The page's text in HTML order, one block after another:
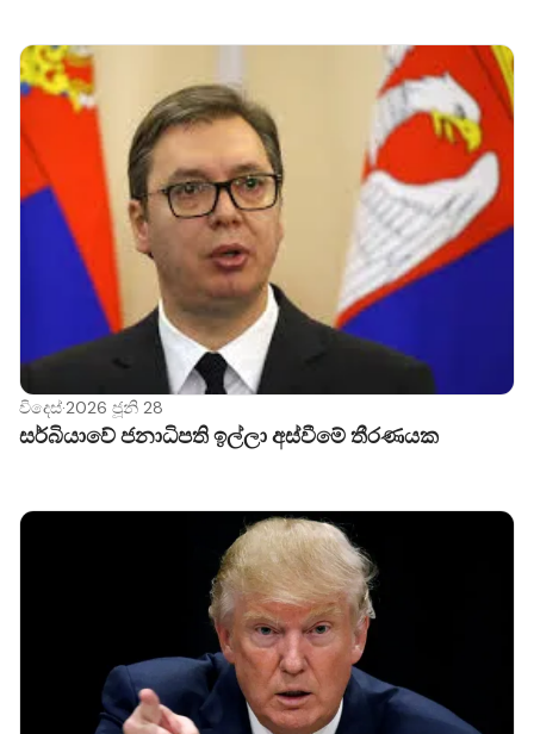
විදෙස්·2026 ජූනි 28
සර්බියාවේ ජනාධිපති ඉල්ලා අස්වීමේ තීරණයක